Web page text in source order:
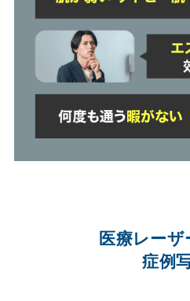
医療レーザ
症例